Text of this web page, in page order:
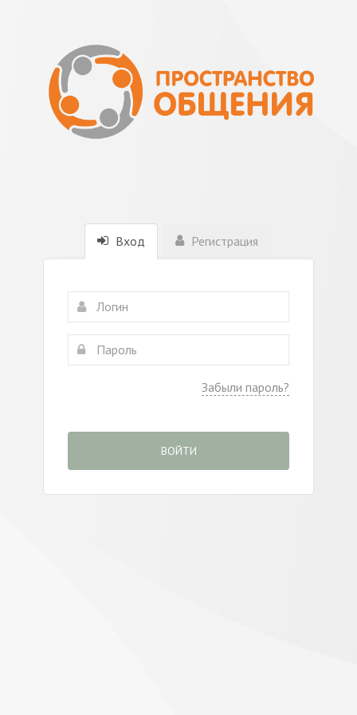
Вход Регистрация
Забыли пароль?
ВОЙТИ